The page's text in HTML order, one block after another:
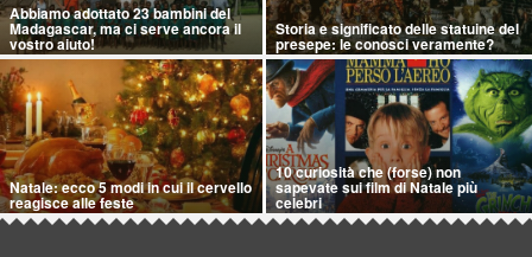
Abbiamo adottato 23 bambini del
Madagascar, ma ci serve ancora il
vostro aiuto!
Storia e significato delle statuine del
presepe: le conosci veramente?
Natale: ecco 5 modi in cui il cervello
reagisce alle feste
10 curiosità che (forse) non
sapevate sui film di Natale più
celebri